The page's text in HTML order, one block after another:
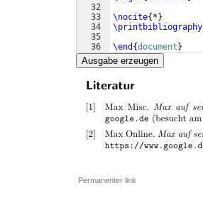
32
33
34
35
36
\nocite{ * }
\printbibliography
\end {document }
Ausgabe erzeugen
Permanenter link